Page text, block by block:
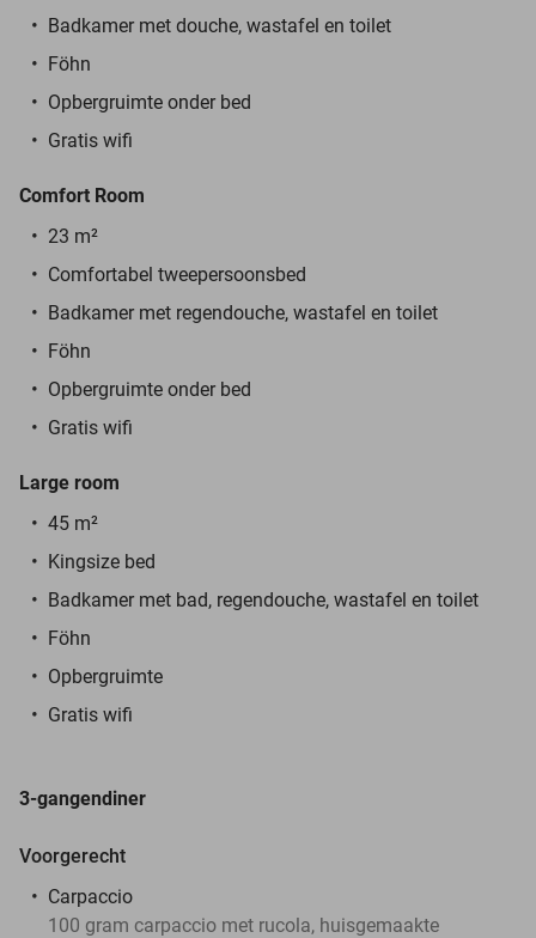
Badkamer met douche, wastafel en toilet
Föhn
Opbergruimte onder bed
Gratis wifi
Comfort Room
23 m²
Comfortabel tweepersoonsbed
Badkamer met regendouche, wastafel en toilet
Föhn
Opbergruimte onder bed
Gratis wifi
Large room
45 m²
Kingsize bed
Badkamer met bad, regendouche, wastafel en toilet
Föhn
Opbergruimte
Gratis wifi
3-gangendiner
Voorgerecht
Carpaccio
100 gram carpaccio met rucola, huisgemaakte